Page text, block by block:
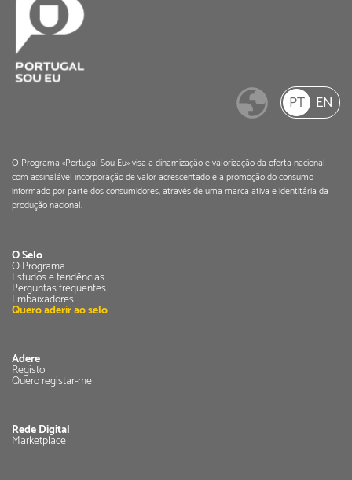
PT EN
O Programa «Portugal Sou Eu» visa a dinamização e valorização da oferta nacional
com assinalável incorporação de valor acrescentado e a promoção do consumo
informado por parte dos consumidores, através de uma marca ativa e identitária da
produção nacional.
O Selo
O Programa
Estudos e tendências
Perguntas frequentes
Embaixadores
Quero aderir ao selo
Adere
Registo
Quero registar-me
Rede Digital
Marketplace